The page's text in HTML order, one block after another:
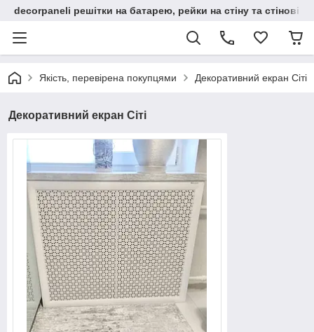
decorpaneli решітки на батарею, рейки на стіну та стінові
Якість, перевірена покупцями Декоративний екран Сіті
Декоративний екран Сіті